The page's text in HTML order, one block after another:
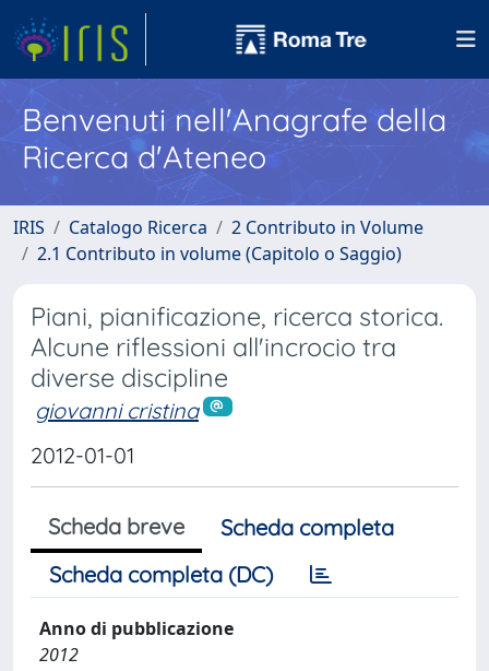
Benvenuti nell'Anagrafe della
Ricerca d'Ateneo
IRIS Catalogo Ricerca
2 Contributo in Volume
2.1 Contributo in volume (Capitolo o Saggio)
Piani, pianificazione, ricerca storica.
Alcune riflessioni all'incrocio tra
diverse discipline
giovanni cristina
2012-01-01
Scheda breve
Scheda completa
Scheda completa (DC)
Anno di pubblicazione
2012